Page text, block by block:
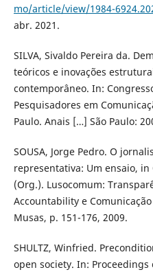
mo/article/view/1984-
abr. 2021.
SILVA, Sivaldo Pereira da.
teóricos e inovações
contemporâneo. In:
Pesquisadores em
Paulo. Anais […] São Paulo:
SOUSA, Jorge Pedro. O
representativa: Um ensaio, in
(Org.). Lusocomum:
Accountability e
Musas, p. 151-176, 2009.
SHULTZ, Winfried.
open society. In: